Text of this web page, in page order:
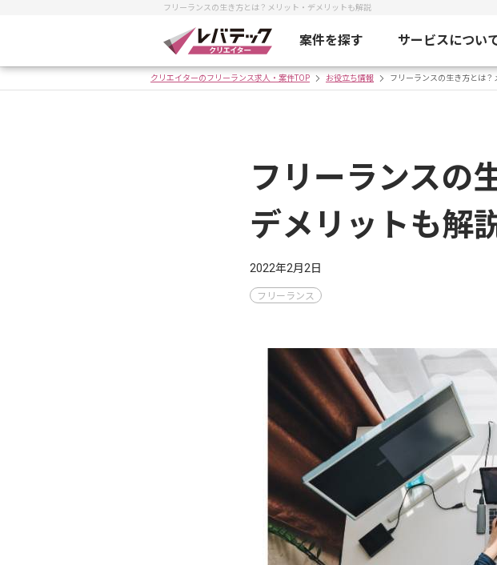
フリーランスの生き方とは？メリット・デメリットも解説
案件を探す サービスについ
クリエイターのフリーランス求人・案件TOP お役立ち情報 フリーランスの生き方とは
フリーランスの
デメリットも解
2022年2月2日
フリーランス